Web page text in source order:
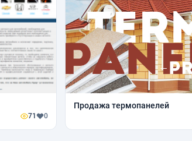
71 0
Продажа термопанелей